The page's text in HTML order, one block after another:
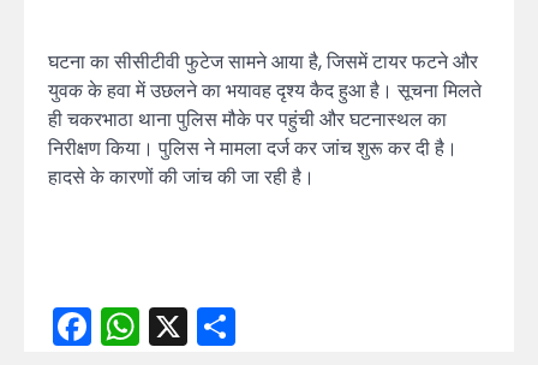
घटना का सीसीटीवी फुटेज सामने आया है, जिसमें टायर फटने और
युवक के हवा में उछलने का भयावह दृश्य कैद हुआ है। सूचना मिलते
ही चकरभाठा थाना पुलिस मौके पर पहुंची और घटनास्थल का
निरीक्षण किया। पुलिस ने मामला दर्ज कर जांच शुरू कर दी है।
हादसे के कारणों की जांच की जा रही है।
Facebook
WhatsApp
X